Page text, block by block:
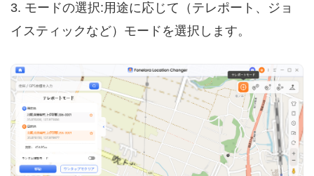
3. モードの選択:用途に応じて（テレポート、ジョ
イスティックなど）モードを選択します。